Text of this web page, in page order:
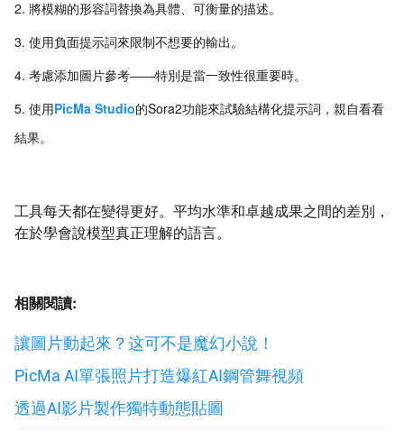
將模糊的形容詞替換為具體、可衡量的描述。
使用負面提示詞來限制不想要的輸出。
考慮添加圖片參考——特別是當一致性很重要時。
使用PicMa Studio的Sora2功能來試驗結構化提示詞，親自看看
結果。
工具每天都在變得更好。平均水準和卓越成果之間的差別，
在於學會說模型真正理解的語言。
相關閱讀:
讓圖片動起來？这可不是魔幻小說！
PicMa AI單張照片打造爆紅AI鋼管舞視頻
透過AI影片製作獨特動態貼圖